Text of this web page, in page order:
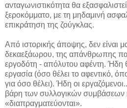
ανταγωνιστικότητα θα
ξεροκόμματο, με τη μηδαμινή
επικράτηση της ζούγκλας.
Από ιστορικής άποψης, δεν είναι
δεκαεξάωρου, της απάνθρωπης
εργοδότη - απόλυτου αφέντη. Ήδη
εργασία (όσο θέλει το αφεντικό,
για όσο θέλει). Ήδη οι
βάρη των συλλογικών συμβάσεων
«διαπραγματεύονται».